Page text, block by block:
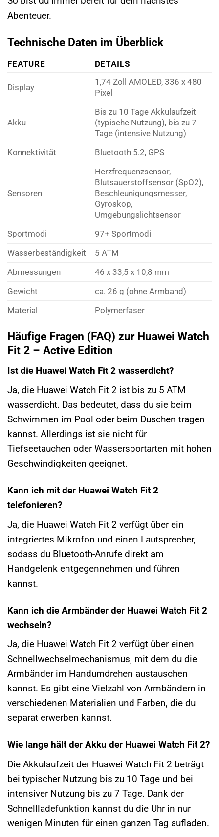
Abenteuer.
Technische Daten im Überblick
FEATURE DETAILS
Display
1,74 Zoll AMOLED, 336 x 480
Pixel
Akku
Bis zu 10 Tage Akkulaufzeit
(typische Nutzung), bis zu 7
Tage (intensive Nutzung)
Konnektivität
Bluetooth 5.2, GPS
Sensoren
Herzfrequenzsensor,
Blutsauerstoffsensor (SpO2),
Beschleunigungsmesser,
Gyroskop,
Umgebungslichtsensor
Sportmodi
97+ Sportmodi
Wasserbeständigkeit
5 ATM
Abmessungen
46 x 33,5 x 10,8 mm
Gewicht
ca. 26 g (ohne Armband)
Material
Polymerfaser
Häufige Fragen (FAQ) zur Huawei Watch
Fit 2 – Active Edition
Ist die Huawei Watch Fit 2 wasserdicht?
Ja, die Huawei Watch Fit 2 ist bis zu 5 ATM
wasserdicht. Das bedeutet, dass du sie beim
Schwimmen im Pool oder beim Duschen tragen
kannst. Allerdings ist sie nicht für
Tiefseetauchen oder Wassersportarten mit hohen
Geschwindigkeiten geeignet.
Kann ich mit der Huawei Watch Fit 2
telefonieren?
Ja, die Huawei Watch Fit 2 verfügt über ein
integriertes Mikrofon und einen Lautsprecher,
sodass du Bluetooth-Anrufe direkt am
Handgelenk entgegennehmen und führen
kannst.
Kann ich die Armbänder der Huawei Watch Fit 2
wechseln?
Ja, die Huawei Watch Fit 2 verfügt über einen
Schnellwechselmechanismus, mit dem du die
Armbänder im Handumdrehen austauschen
kannst. Es gibt eine Vielzahl von Armbändern in
verschiedenen Materialien und Farben, die du
separat erwerben kannst.
Wie lange hält der Akku der Huawei Watch Fit 2?
Die Akkulaufzeit der Huawei Watch Fit 2 beträgt
bei typischer Nutzung bis zu 10 Tage und bei
intensiver Nutzung bis zu 7 Tage. Dank der
Schnellladefunktion kannst du die Uhr in nur
wenigen Minuten für einen ganzen Tag aufladen.